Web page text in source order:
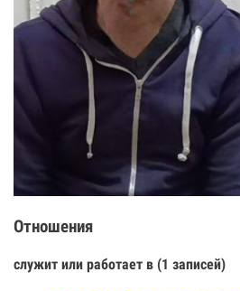
Отношения
служит или работает в (1 записей)